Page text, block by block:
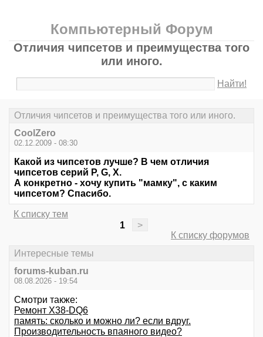
Компьютерный Форум
Отличия чипсетов и преимущества того
или иного.
Найти!
Отличия чипсетов и преимущества того или иного.
CoolZero
02.12.2009 - 08:30
Какой из чипсетов лучше? В чем отличия
чипсетов серий P, G, X.
А конкретно - хочу купить "мамку", с каким
чипсетом? Спасибо.
К списку тем
1
>
К списку форумов
Интересные темы
forums-kuban.ru
08.08.2026 - 19:54
Смотри также:
Ремонт X38-DQ6
память: сколько и можно ли? если вдруг.
Производительность впаяного видео?